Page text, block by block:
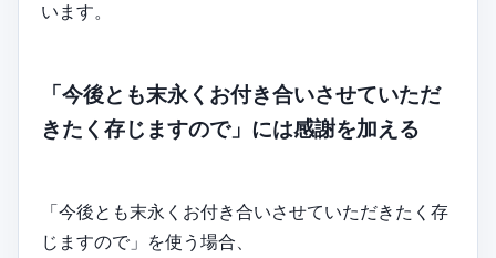
います。
「今後とも末永くお付き合いさせていただ
きたく存じますので」には感謝を加える
「今後とも末永くお付き合いさせていただきたく存
じますので」を使う場合、